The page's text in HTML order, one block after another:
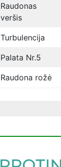
Raudonas
veršis
Turbulencija
Palata Nr.5
Raudona rožė